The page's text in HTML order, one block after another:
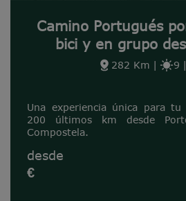
Camino Portugués
bici y en grupo
282 Km | 9 |
Una experiencia única para
200 últimos km desde
Compostela.
desde
€